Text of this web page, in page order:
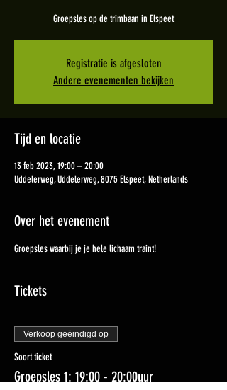
Groepsles op de trimbaan in Elspeet
Registratie is afgesloten
Andere evenementen bekijken
Tijd en locatie
13 feb 2023, 19:00 – 20:00
Uddelerweg, Uddelerweg, 8075 Elspeet, Netherlands
Over het evenement
Groepsles waarbij je je hele lichaam traint!
Tickets
Verkoop geëindigd op
Soort ticket
Groepsles 1: 19:00 - 20:00uur